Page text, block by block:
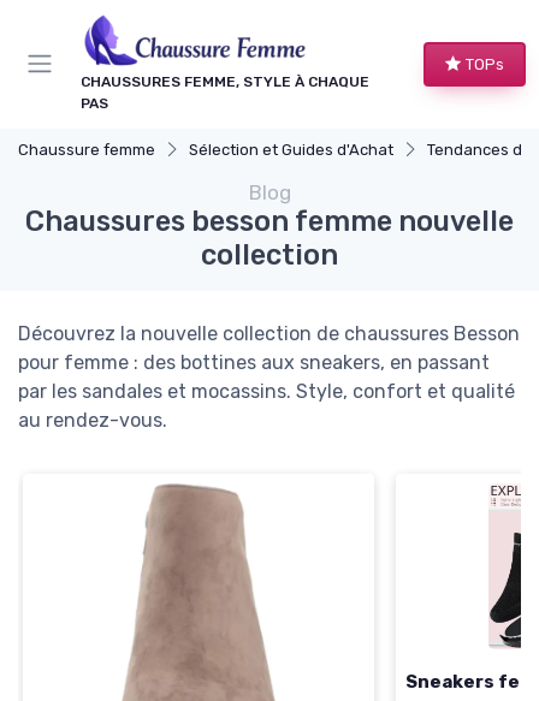
CHAUSSURES FEMME, STYLE À CHAQUE
PAS
TOPs
Chaussure femme Sélection et Guides d'Achat Tendances de
Blog
Chaussures besson femme nouvelle
collection
Découvrez la nouvelle collection de chaussures Besson
pour femme : des bottines aux sneakers, en passant
par les sandales et mocassins. Style, confort et qualité
au rendez-vous.
Sneakers
Panneau de gestion des cookies